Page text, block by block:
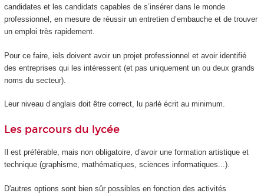
candidates et les candidats capables de s’insérer dans le monde
professionnel, en mesure de réussir un entretien d’embauche et de trouver
un emploi très rapidement.
Pour ce faire, iels doivent avoir un projet professionnel et avoir identifié
des entreprises qui les intéressent (et pas uniquement un ou deux grands
noms du secteur).
Leur niveau d’anglais doit être correct, lu parlé écrit au minimum.
Les parcours du lycée
Il est préférable, mais non obligatoire, d’avoir une formation artistique et
technique (graphisme, mathématiques, sciences informatiques...).
D'autres options sont bien sûr possibles en fonction des activités